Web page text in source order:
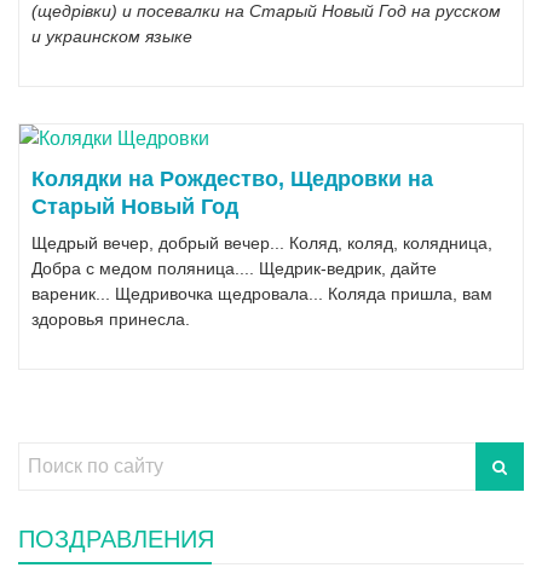
(щедрiвки) и посевалки на Старый Новый Год на русском
и украинском языке
Колядки на Рождество, Щедровки на
Старый Новый Год
Щедрый вечер, добрый вечер... Коляд, коляд, колядница,
Добра с медом поляница.... Щедрик-ведрик, дайте
вареник... Щедривочка щедровала... Коляда пришла, вам
здоровья принесла.
ПОЗДРАВЛЕНИЯ